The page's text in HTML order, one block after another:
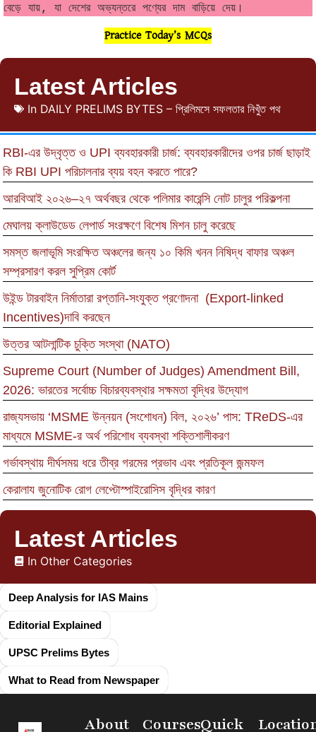
বেড়ে যায়, যা দেশের অভ্যন্তরে পণ্যের দাম বাড়িয়ে দেয়।
Practice Today’s MCQs
Latest Articles
In DAILY PRELIMS BYTES – প্রিলিমসে সফলতার নিখুঁত পথ
RBI-এর উদ্বৃত্ত ও UPI ব্যবহারকারী চার্জ: ব্যবহারকারীদের ওপর চার্জ ছাড়াই
কি RBI UPI পরিচালনার ব্যয় বহন করতে পারে?
আরবিআই ২০২৬–২৭ অর্থবছর থেকে পলিমার কারেন্সি নোট চালুর পরিকল্পনা
মেঘালয় ক্লাউডেড লেপার্ড সংরক্ষণে বিশেষ মিশন চালু করেছে
সমস্ত জলাভূমি সংরক্ষিত অঞ্চলের জন্য ১০ কিমি খনন নিষিদ্ধ বাফার অঞ্চল
সম্প্রসারণ করল সুপ্রিম কোর্ট
উইন্ড টারবাইন নির্মাতারা রপ্তানি-সংযুক্ত প্রণোদনা (Export-linked
Incentives)দাবি করছেন
উত্তর আটলান্টিক চুক্তি সংস্থা (NATO)
Supreme Court (Number of Judges) Amendment Bill,
2026: ভারতের সর্বোচ্চ বিচারব্যবস্থার সক্ষমতা বৃদ্ধির উদ্যোগ
রাজ্যসভায় ‘MSME উন্নয়ন (সংশোধন) বিল, ২০২৬’ পাস: TReDS-এর
মাধ্যমে MSME-র অর্থ পরিশোধ ব্যবস্থা শক্তিশালীকরণ
গর্ভাবস্থায় দীর্ঘসময় ধরে তীব্র গরমের প্রভাব এবং প্রতিকূল জন্মফল
কেরালায জুনোটিক রোগ লেপ্টোস্পাইরোসিস বৃদ্ধির কারণ
Latest Articles
In Other Categories
Deep Analysis for IAS Mains
Editorial Explained
UPSC Prelims Bytes
What to Read from Newspaper
About CoursesQuick